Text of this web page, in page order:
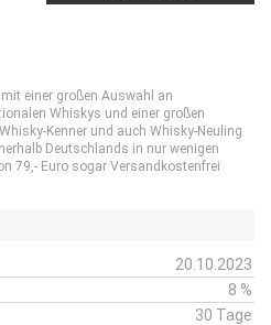
einer großen Auswahl an
Whiskys und einer großen
Kenner und auch Whisky-Neuling
Deutschlands in nur wenigen
79,- Euro sogar Versandkostenfrei
20.10.2023
8 %
30 Tage